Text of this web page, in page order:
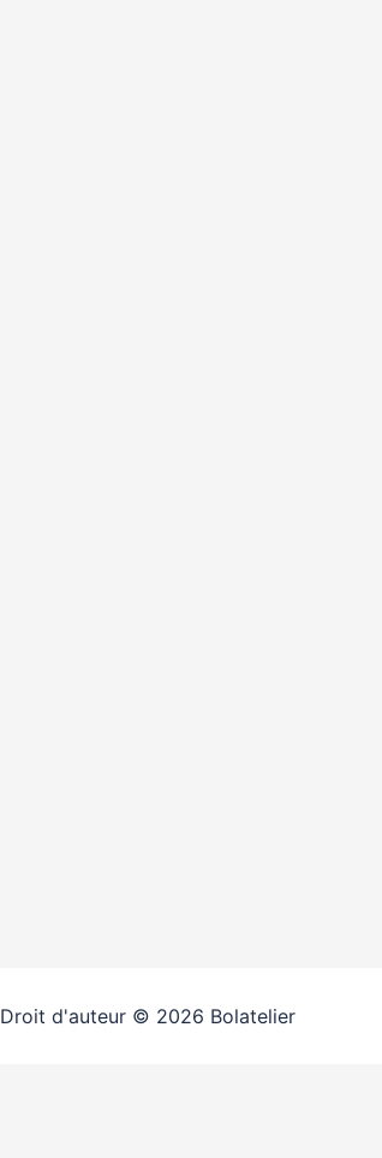
Droit d'auteur © 2026 Bolatelier